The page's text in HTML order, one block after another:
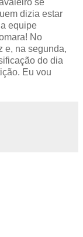
se
dizia estar
equipe
No
e, na segunda,
do dia
Eu vou